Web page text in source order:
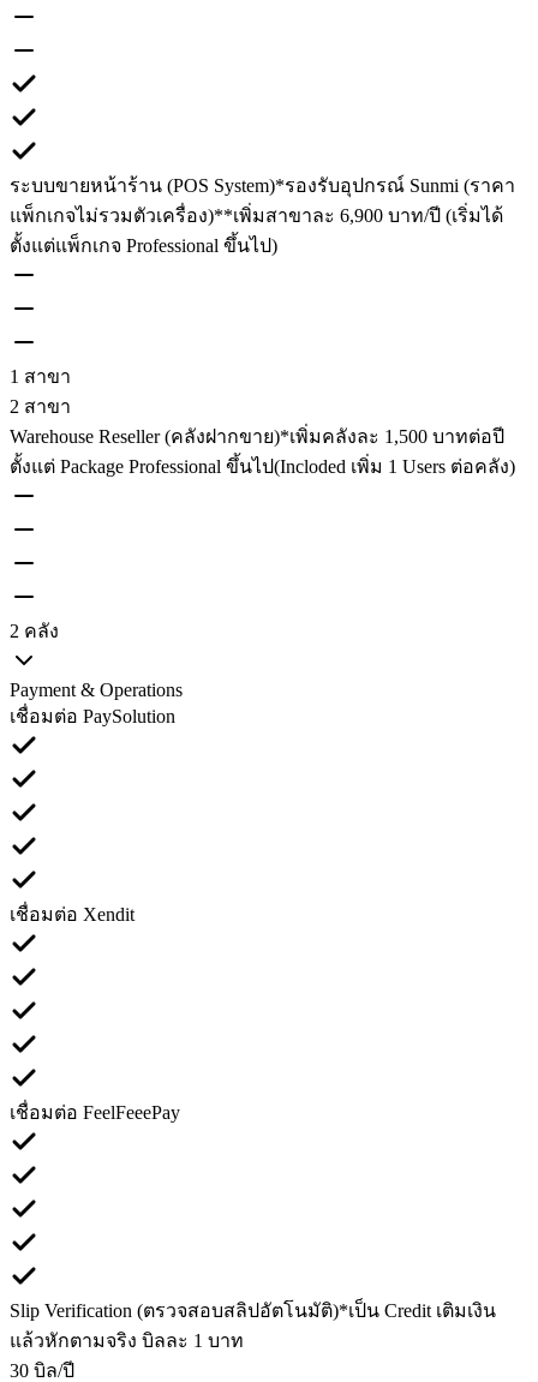
ระบบขายหน้าร้าน (POS System)*รองรับอุปกรณ์ Sunmi (ราคา
แพ็กเกจไม่รวมตัวเครื่อง)**เพิ่มสาขาละ 6,900 บาท/ปี (เริ่มได้
ตั้งแต่แพ็กเกจ Professional ขึ้นไป)
1 สาขา
2 สาขา
Warehouse Reseller (คลังฝากขาย)*เพิ่มคลังละ 1,500 บาทต่อปี
ตั้งแต่ Package Professional ขึ้นไป(Incloded เพิ่ม 1 Users ต่อคลัง)
2 คลัง
Payment & Operations
เชื่อมต่อ PaySolution
เชื่อมต่อ Xendit
เชื่อมต่อ FeelFeeePay
Slip Verification (ตรวจสอบสลิปอัตโนมัติ)*เป็น Credit เติมเงิน
แล้วหักตามจริง บิลละ 1 บาท
30 บิล/ปี